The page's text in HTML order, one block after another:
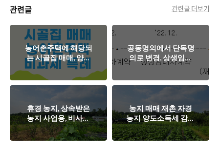
관련글 관련글 더보기
농어촌주택에 해당되
는 시골집 매매, 양도
세 비과세 조건
공동명의에서 단독명
의로 변경, 상생임대
인 조건 양도세 비과
으로 인한 증여]
휴경 농지, 상속받은
농지 사업용, 비사업
용토지 판단 기준, 양
도세율 +10% 중과[주
농지 매매 재촌 자경
농지 양도소득세 감면
사례, 다른 소득이 있
는 경우 해당되나?